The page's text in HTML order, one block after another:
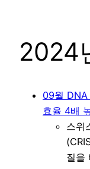
2024
09월 DNA
효율 4배
스위
질을